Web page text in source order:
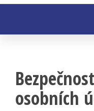
osobních